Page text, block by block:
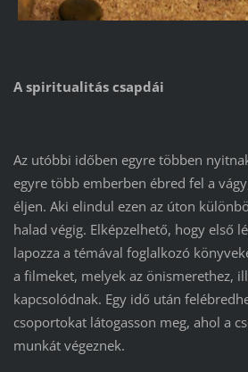
A spiritualitás csapdái
Az utóbbi időben egyre többen
egyre több emberben ébred fel a
éljen. Aki elindul ezen az úton
halad végig. Elképzelhető, hogy első
lapozza a témával foglalkozó
a filmeket, melyek az önismerethez,
kapcsolódnak. Egy idő után
csoportokat látogasson meg, ahol a
munkát végeznek.